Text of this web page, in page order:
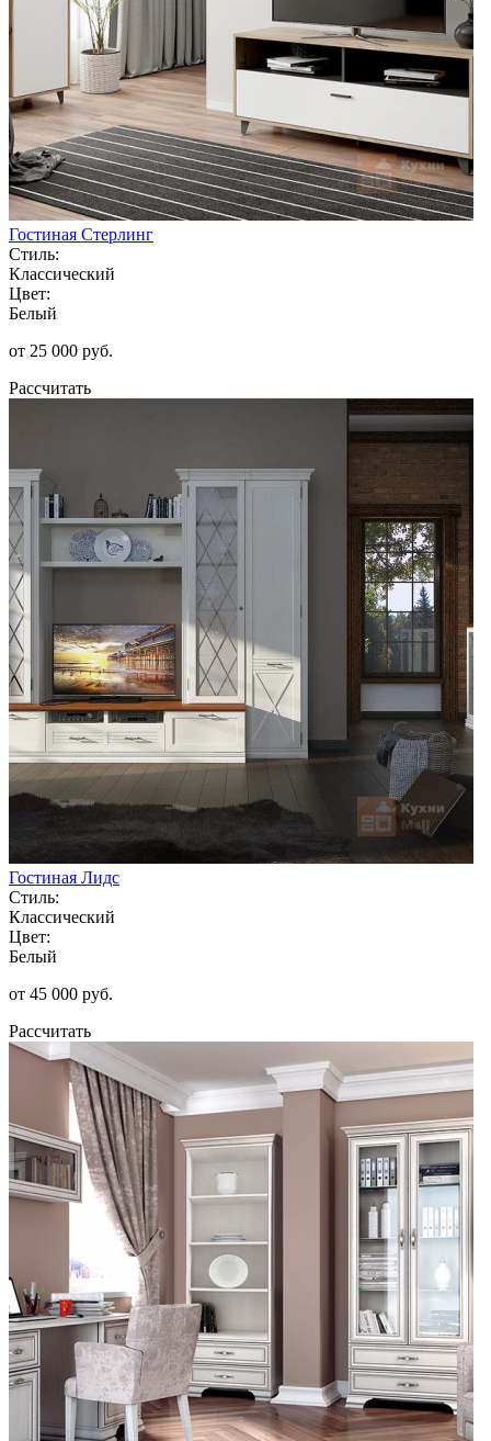
Гостиная Стерлинг
Стиль:
Классический
Цвет:
Белый
от 25 000 руб.
Рассчитать
Гостиная Лидс
Стиль:
Классический
Цвет:
Белый
от 45 000 руб.
Рассчитать